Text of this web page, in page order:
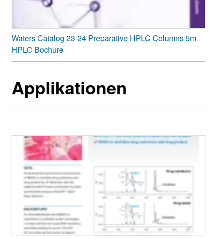
XSelect
HSS
PFP
Pentafluorophenyl 2.5, 3.5, 5 µm
Low pH;
Waters Catalog 23-24 Preparative HPLC Columns 5m
HPLC Bochure
Applikationen